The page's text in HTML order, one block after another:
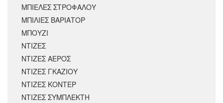
ΜΠΙΕΛΕΣ ΣΤΡΟΦΑΛΟΥ
ΜΠΙΛΙΕΣ ΒΑΡΙΑΤΟΡ
ΜΠΟΥΖΙ
ΝΤΙΖΕΣ
ΝΤΙΖΕΣ ΑΕΡΟΣ
ΝΤΙΖΕΣ ΓΚΑΖΙΟΥ
ΝΤΙΖΕΣ ΚΟΝΤΕΡ
ΝΤΙΖΕΣ ΣΥΜΠΛΕΚΤΗ